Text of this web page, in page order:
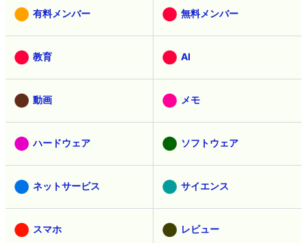
有料メンバー 無料メンバー
教育 AI
動画 メモ
ハードウェア ソフトウェア
ネットサービス サイエンス
スマホ レビュー